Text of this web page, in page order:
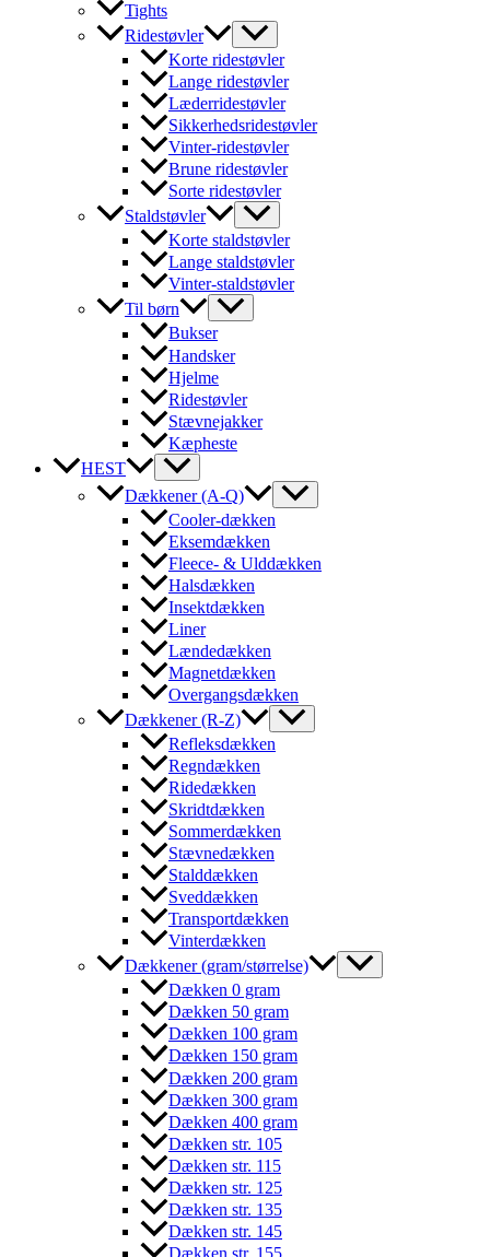
Tights
Ridestøvler
Korte ridestøvler
Lange ridestøvler
Læderridestøvler
Sikkerhedsridestøvler
Vinter-ridestøvler
Brune ridestøvler
Sorte ridestøvler
Staldstøvler
Korte staldstøvler
Lange staldstøvler
Vinter-staldstøvler
Til børn
Bukser
Handsker
Hjelme
Ridestøvler
Stævnejakker
Kæpheste
HEST
Dækkener (A-Q)
Cooler-dækken
Eksemdækken
Fleece- & Ulddækken
Halsdækken
Insektdækken
Liner
Lændedækken
Magnetdækken
Overgangsdækken
Dækkener (R-Z)
Refleksdækken
Regndækken
Ridedækken
Skridtdækken
Sommerdækken
Stævnedækken
Stalddækken
Sveddækken
Transportdækken
Vinterdækken
Dækkener (gram/størrelse)
Dækken 0 gram
Dækken 50 gram
Dækken 100 gram
Dækken 150 gram
Dækken 200 gram
Dækken 300 gram
Dækken 400 gram
Dækken str. 105
Dækken str. 115
Dækken str. 125
Dækken str. 135
Dækken str. 145
Dækken str. 155